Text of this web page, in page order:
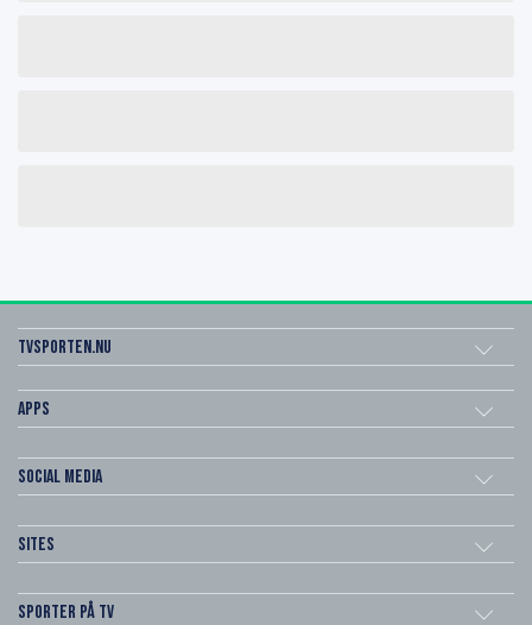
Tvsporten.nu
Apps
Social Media
Sites
Sporter på TV